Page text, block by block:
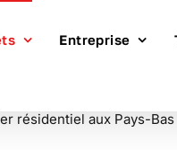
Entreprise